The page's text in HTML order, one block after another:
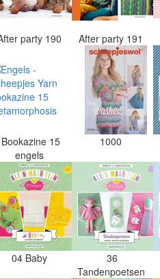
party 190 After party 191
Bookazine 15
engels
1000
04 Baby
36
Tandenpoetsen